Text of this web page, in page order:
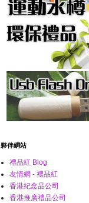
夥伴網站
禮品紅 Blog
友情網 - 禮品紅
香港紀念品公司
香港推廣禮品公司